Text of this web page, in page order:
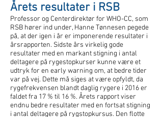
Årets resultater i RSB
Professor og Centerdirektør for WHO-CC, som
RSB hører ind under, Hanne Tønnesen pegede
på, at der igen i år er imponerende resultater i
årsrapporten. Sidste års virkelig gode
resultater med en markant stigning i antal
deltagere på rygestopkurser kunne være et
udtryk for en early warning om, at bedre tider
var på vej. Dette må siges at være opfyldt, da
rygefrekvensen blandt daglig rygere i 2016 er
faldet fra 17 % til 16 %. Årets rapport viser
endnu bedre resultater med en fortsat stigning
i antal deltagere på rygstopkursus. Den flotte